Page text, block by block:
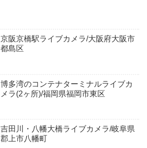
京阪京橋駅ライブカメラ/大阪府大阪市
都島区
博多湾のコンテナターミナルライブカ
メラ(2ヶ所)/福岡県福岡市東区
吉田川・八幡大橋ライブカメラ/岐阜県
郡上市八幡町